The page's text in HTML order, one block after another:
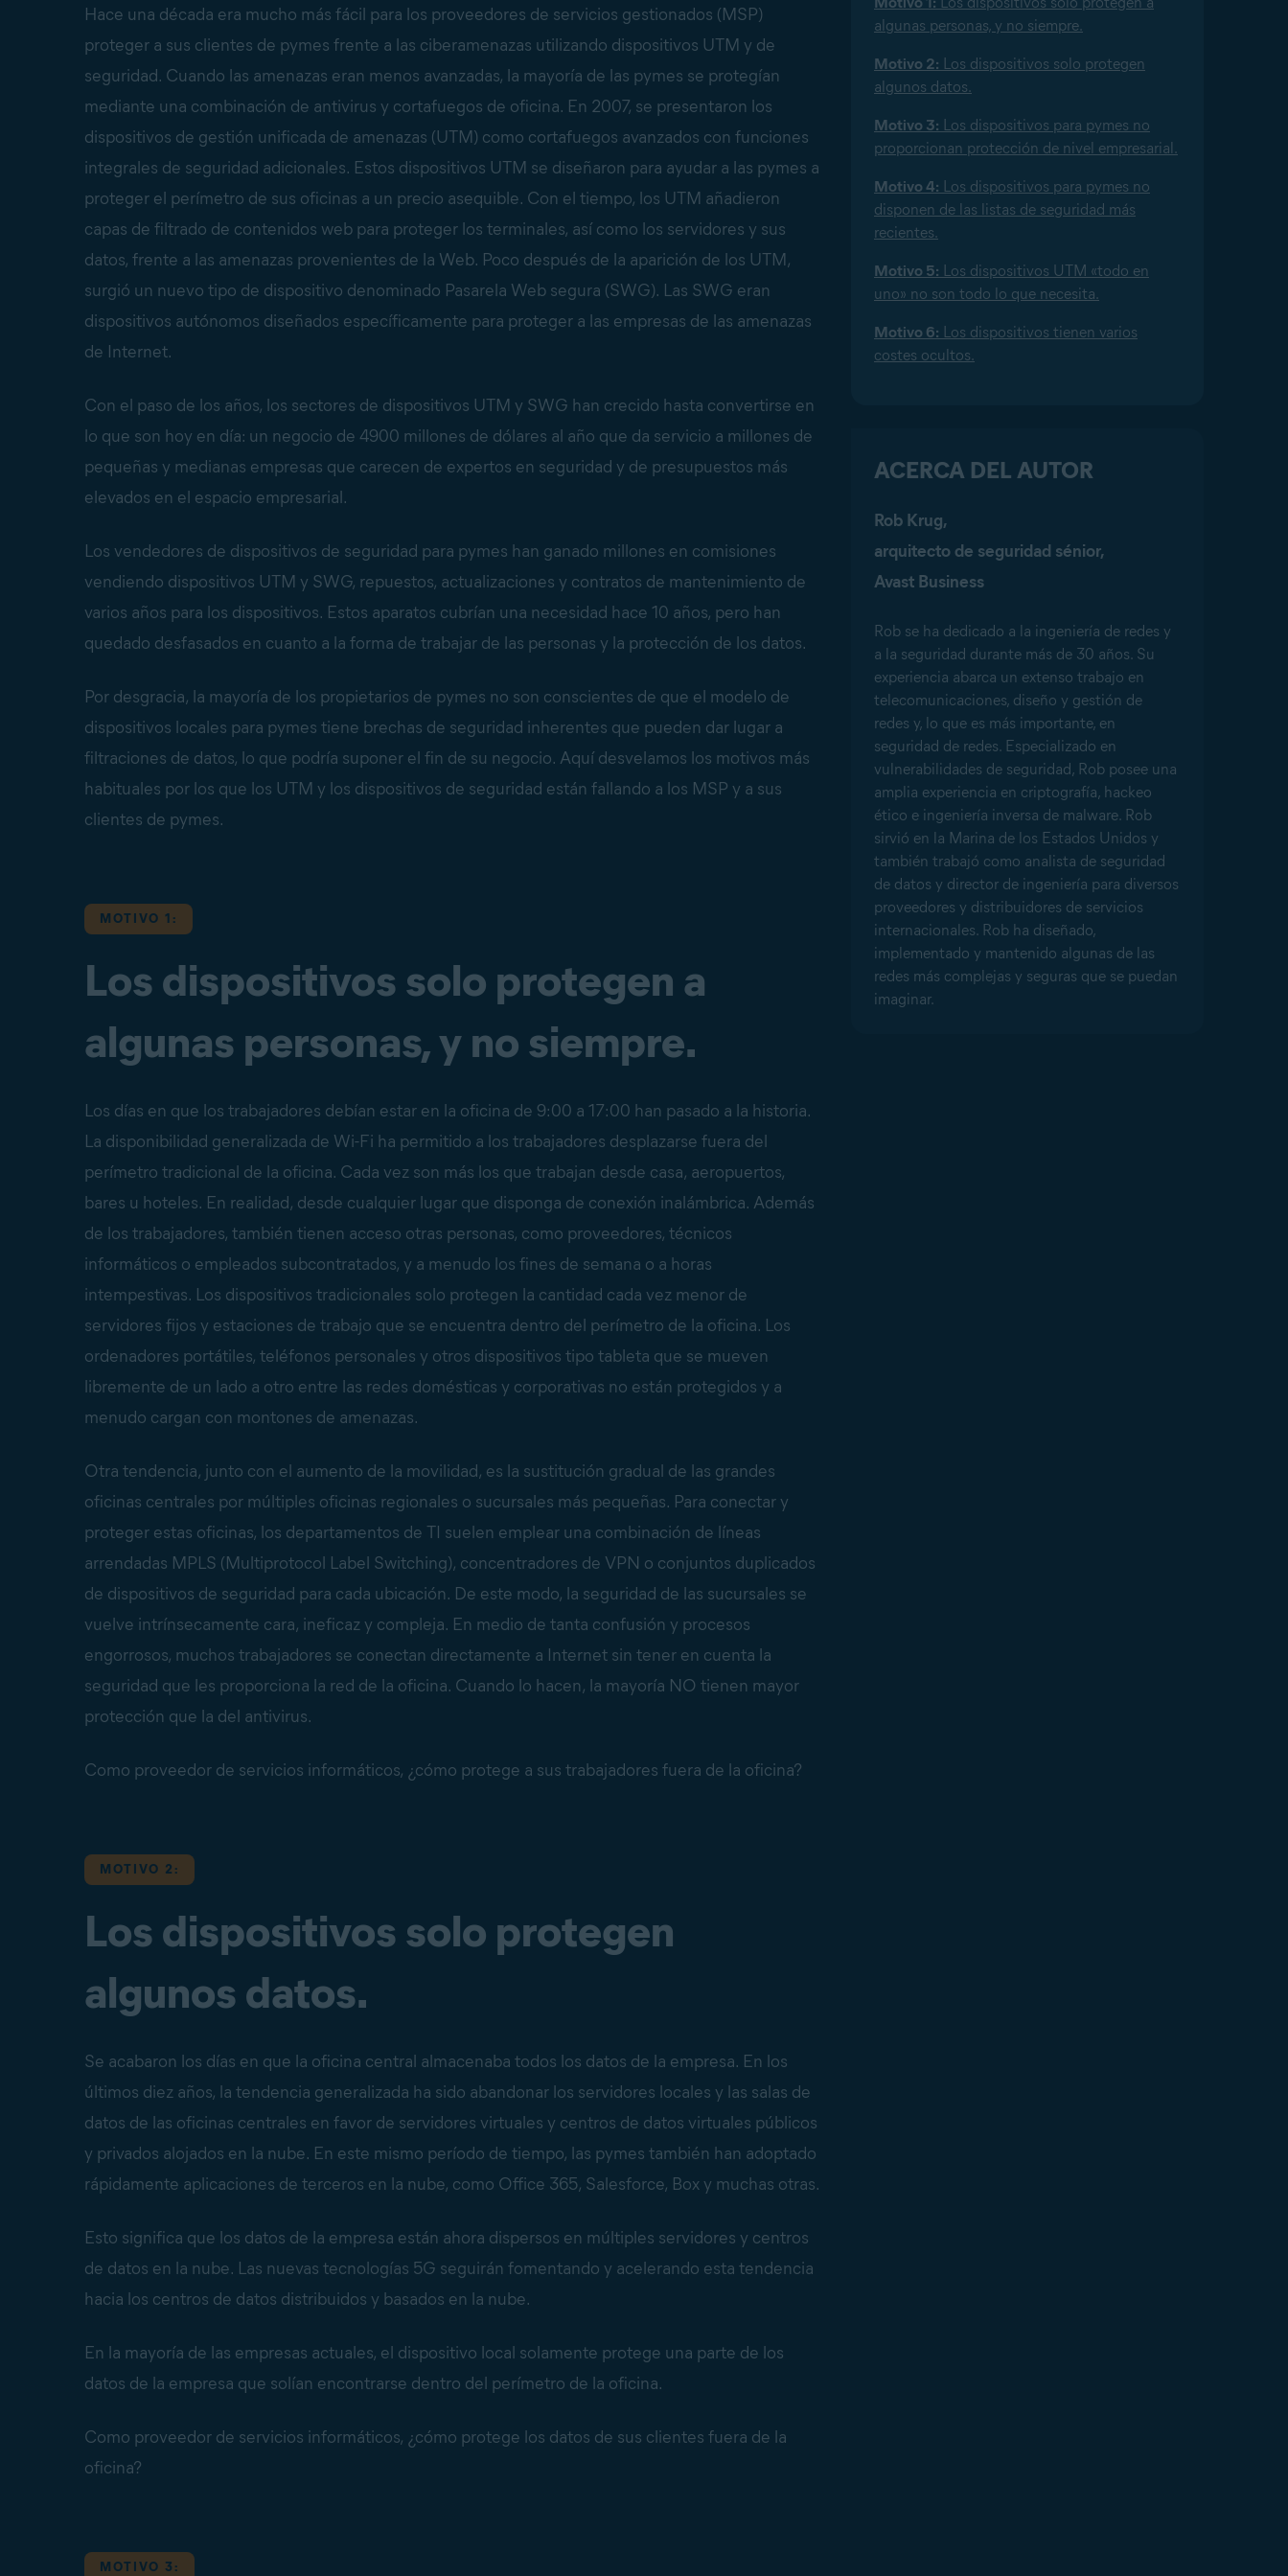
Hace una década era mucho más fácil para los proveedores de servicios gestionados (MSP)
proteger a sus clientes de pymes frente a las ciberamenazas utilizando dispositivos UTM y de
seguridad. Cuando las amenazas eran menos avanzadas, la mayoría de las pymes se protegían
mediante una combinación de antivirus y cortafuegos de oficina. En 2007, se presentaron los
dispositivos de gestión unificada de amenazas (UTM) como cortafuegos avanzados con funciones
integrales de seguridad adicionales. Estos dispositivos UTM se diseñaron para ayudar a las pymes a
proteger el perímetro de sus oficinas a un precio asequible. Con el tiempo, los UTM añadieron
capas de filtrado de contenidos web para proteger los terminales, así como los servidores y sus
datos, frente a las amenazas provenientes de la Web. Poco después de la aparición de los UTM,
surgió un nuevo tipo de dispositivo denominado Pasarela Web segura (SWG). Las SWG eran
dispositivos autónomos diseñados específicamente para proteger a las empresas de las amenazas
de Internet.
Con el paso de los años, los sectores de dispositivos UTM y SWG han crecido hasta convertirse en
lo que son hoy en día: un negocio de 4900 millones de dólares al año que da servicio a millones de
pequeñas y medianas empresas que carecen de expertos en seguridad y de presupuestos más
elevados en el espacio empresarial.
Los vendedores de dispositivos de seguridad para pymes han ganado millones en comisiones
vendiendo dispositivos UTM y SWG, repuestos, actualizaciones y contratos de mantenimiento de
varios años para los dispositivos. Estos aparatos cubrían una necesidad hace 10 años, pero han
quedado desfasados en cuanto a la forma de trabajar de las personas y la protección de los datos.
Por desgracia, la mayoría de los propietarios de pymes no son conscientes de que el modelo de
dispositivos locales para pymes tiene brechas de seguridad inherentes que pueden dar lugar a
filtraciones de datos, lo que podría suponer el fin de su negocio. Aquí desvelamos los motivos más
habituales por los que los UTM y los dispositivos de seguridad están fallando a los MSP y a sus
clientes de pymes.
MOTIVO 1:
Los dispositivos solo protegen a
algunas personas, y no siempre.
Los días en que los trabajadores debían estar en la oficina de 9:00 a 17:00 han pasado a la historia.
La disponibilidad generalizada de Wi-Fi ha permitido a los trabajadores desplazarse fuera del
perímetro tradicional de la oficina. Cada vez son más los que trabajan desde casa, aeropuertos,
bares u hoteles. En realidad, desde cualquier lugar que disponga de conexión inalámbrica. Además
de los trabajadores, también tienen acceso otras personas, como proveedores, técnicos
informáticos o empleados subcontratados, y a menudo los fines de semana o a horas
intempestivas. Los dispositivos tradicionales solo protegen la cantidad cada vez menor de
servidores fijos y estaciones de trabajo que se encuentra dentro del perímetro de la oficina. Los
ordenadores portátiles, teléfonos personales y otros dispositivos tipo tableta que se mueven
libremente de un lado a otro entre las redes domésticas y corporativas no están protegidos y a
menudo cargan con montones de amenazas.
Otra tendencia, junto con el aumento de la movilidad, es la sustitución gradual de las grandes
oficinas centrales por múltiples oficinas regionales o sucursales más pequeñas. Para conectar y
proteger estas oficinas, los departamentos de TI suelen emplear una combinación de líneas
arrendadas MPLS (Multiprotocol Label Switching), concentradores de VPN o conjuntos duplicados
de dispositivos de seguridad para cada ubicación. De este modo, la seguridad de las sucursales se
vuelve intrínsecamente cara, ineficaz y compleja. En medio de tanta confusión y procesos
engorrosos, muchos trabajadores se conectan directamente a Internet sin tener en cuenta la
seguridad que les proporciona la red de la oficina. Cuando lo hacen, la mayoría NO tienen mayor
protección que la del antivirus.
Como proveedor de servicios informáticos, ¿cómo protege a sus trabajadores fuera de la oficina?
MOTIVO 2:
Los dispositivos solo protegen
algunos datos.
Se acabaron los días en que la oficina central almacenaba todos los datos de la empresa. En los
últimos diez años, la tendencia generalizada ha sido abandonar los servidores locales y las salas de
datos de las oficinas centrales en favor de servidores virtuales y centros de datos virtuales públicos
y privados alojados en la nube. En este mismo período de tiempo, las pymes también han adoptado
rápidamente aplicaciones de terceros en la nube, como Office 365, Salesforce, Box y muchas otras.
Esto significa que los datos de la empresa están ahora dispersos en múltiples servidores y centros
de datos en la nube. Las nuevas tecnologías 5G seguirán fomentando y acelerando esta tendencia
hacia los centros de datos distribuidos y basados en la nube.
En la mayoría de las empresas actuales, el dispositivo local solamente protege una parte de los
datos de la empresa que solían encontrarse dentro del perímetro de la oficina.
Como proveedor de servicios informáticos, ¿cómo protege los datos de sus clientes fuera de la
oficina?
MOTIVO 3:
algunas personas, y no siempre.
Motivo 2: Los dispositivos solo protegen
algunos datos.
Motivo 3: Los dispositivos para pymes no
proporcionan protección de nivel empresarial.
Motivo 4: Los dispositivos para pymes no
disponen de las listas de seguridad más
recientes.
Motivo 5: Los dispositivos UTM «todo en
uno» no son todo lo que necesita.
Motivo 6: Los dispositivos tienen varios
costes ocultos.
ACERCA DEL AUTOR
Rob Krug,
arquitecto de seguridad sénior,
Avast Business
Rob se ha dedicado a la ingeniería de redes y
a la seguridad durante más de 30 años. Su
experiencia abarca un extenso trabajo en
telecomunicaciones, diseño y gestión de
redes y, lo que es más importante, en
seguridad de redes. Especializado en
vulnerabilidades de seguridad, Rob posee una
amplia experiencia en criptografía, hackeo
ético e ingeniería inversa de malware. Rob
sirvió en la Marina de los Estados Unidos y
también trabajó como analista de seguridad
de datos y director de ingeniería para diversos
proveedores y distribuidores de servicios
internacionales. Rob ha diseñado,
implementado y mantenido algunas de las
redes más complejas y seguras que se puedan
imaginar.